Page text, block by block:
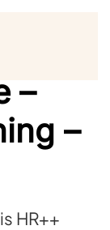
–
–
HR++